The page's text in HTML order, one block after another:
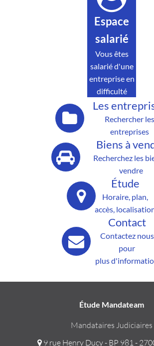
Espace
salarié
Vous êtes
salarié d'une
entreprise en
difficulté
Les
Rechercher les
entreprises
Biens à
Recherchez les
vendre
Étude
Horaire, plan,
accès,
Contact
Contactez nous
pour
plus
Étude Mandateam
Mandataires Judiciaires
9 rue Henry Ducy - BP 981 -